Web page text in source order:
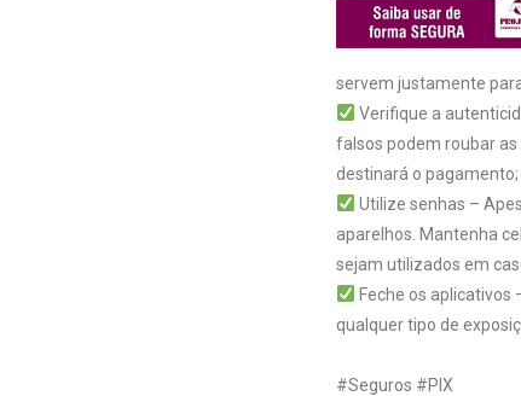
servem justamente
Verifique a
falsos podem roubar as
destinará o pagamento;
Utilize senhas –
aparelhos. Mantenha
sejam utilizados em
Feche os
qualquer tipo de
#Seguros #PIX